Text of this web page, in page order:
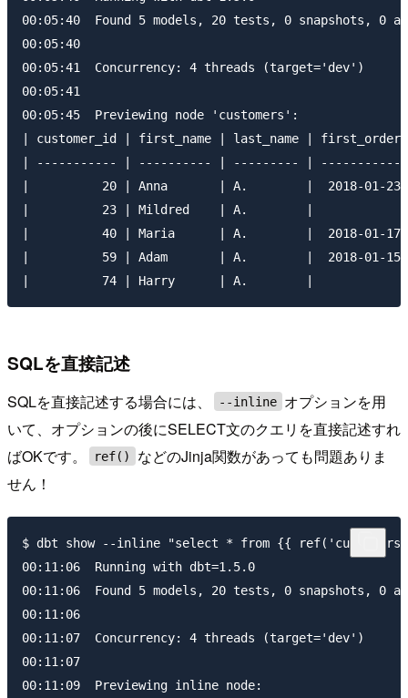
00:05:40  Found 5 models, 20 tests, 0 snapshots, 0
00:05:40
00:05:41  Concurrency: 4 threads (target='dev')
00:05:41
00:05:45  Previewing node 'customers':
| customer_id | first_name | last_name |
| ----------- | ---------- | --------- |
|          20 | Anna       | A.        |  2018-01-
|          23 | Mildred    | A.        |
|          40 | Maria      | A.        |  2018-01-
|          59 | Adam       | A.        |  2018-
SQLを直接記述
SQLを直接記述する場合には、 --inline オプションを用
いて、オプションの後にSELECT文のクエリを直接記述すれ
ばOKです。
ref()
などのJinja関数があっても問題ありま
せん！
$ dbt show --inline "select * from {{
00:11:06  Running with dbt=1.5.0
00:11:06  Found 5 models, 20 tests, 0 snapshots, 0
00:11:06
00:11:07  Concurrency: 4 threads (target='dev')
00:11:07
00:11:09  Previewing inline node: